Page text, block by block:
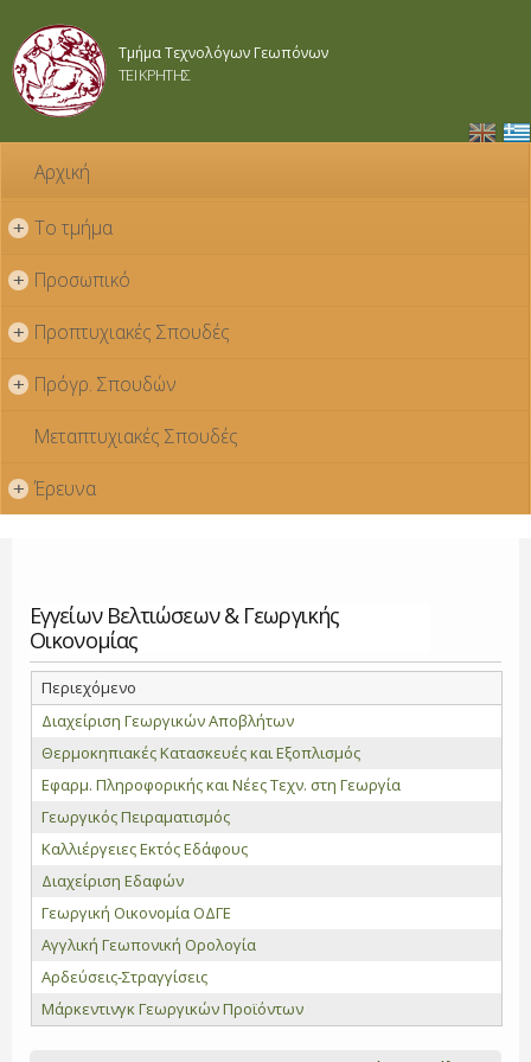
κυρίως
Τμήμα Τεχνολόγων Γεωπόνων
ΤΕΙ ΚΡΗΤΗΣ
Αρχική
+ Το τμήμα
+ Προσωπικό
+ Προπτυχιακές Σπουδές
+ Πρόγρ. Σπουδών
Μεταπτυχιακές Σπουδές
+ Έρευνα
Εγγείων Βελτιώσεων & Γεωργικής
Οικονομίας
Περιεχόμενο
Διαχείριση Γεωργικών Αποβλήτων
Θερμοκηπιακές Κατασκευές και Εξοπλισμός
Εφαρμ. Πληροφορικής και Νέες Τεχν. στη Γεωργία
Γεωργικός Πειραματισμός
Καλλιέργειες Εκτός Εδάφους
Διαχείριση Εδαφών
Γεωργική Οικονομία ΟΔΓΕ
Αγγλική Γεωπονική Ορολογία
Αρδεύσεις-Στραγγίσεις
Μάρκεντινγκ Γεωργικών Προϊόντων